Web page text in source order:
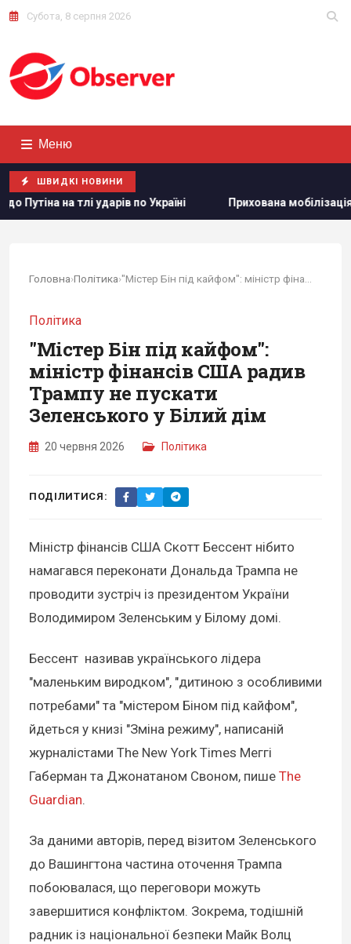
Субота, 8 серпня 2026
Меню
ШВИДКІ НОВИНИ
Україні Прихована мобілізація й маніпуляції:
Головна›Політика›
Політика
"Містер Бін під кайфом":
міністр фінансів США радив
Трампу не пускати
Зеленського у Білий дім
20 червня 2026 Політика
ПОДІЛИТИСЯ:
Міністр фінансів США Скотт Бессент нібито
намагався переконати Дональда Трампа не
проводити зустріч із президентом України
Володимиром Зеленським у Білому домі.
Бессент називав українського лідера
"маленьким виродком", "дитиною з особливими
потребами" та "містером Біном під кайфом",
йдеться у книзі "Зміна режиму", написаній
журналістами The New York Times Меггі
Габерман та Джонатаном Своном, пише The
Guardian.
За даними авторів, перед візитом Зеленського
до Вашингтона частина оточення Трампа
побоювалася, що переговори можуть
завершитися конфліктом. Зокрема, тодішній
радник із національної безпеки Майк Волц